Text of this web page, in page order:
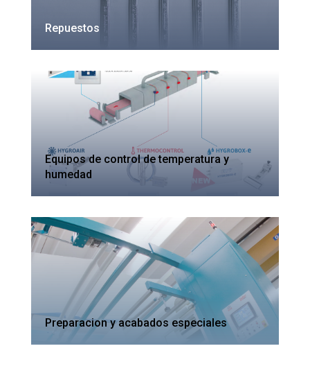
Repuestos
Equipos de control de temperatura y
humedad
Preparacion y acabados especiales